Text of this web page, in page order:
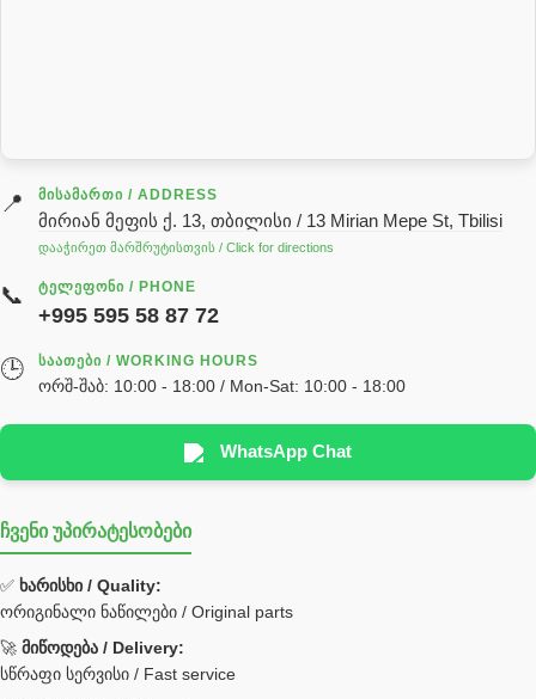
გადაცემათა კოლოფის ზეთი( კარობკის ზეთი)
ძრავის ზეთი
ჰიდრავლიკის ზეთი
реек
სხადასხვა
Hyva
უჟანგავი ფოლადი
Bobcat ფილტრი
Caterpillar ფილტრი
JCB ფილტრი
📍 ᲛᲘᲡᲐᲛᲐᲠᲗᲘ / ADDRESS
მირიან მეფის ქ. 13, თბილისი / 13 Mirian Mepe St, Tbilisi
დააჭირეთ მარშრუტისთვის / Click for directions
📞 ᲢᲔᲚᲔᲤᲝᲜᲘ / PHONE
+995 595 58 87 72
🕒 ᲡᲐᲐᲗᲔᲑᲘ / WORKING HOURS
ორშ-შაბ: 10:00 - 18:00 / Mon-Sat: 10:00 - 18:00
WhatsApp Chat
ჩვენი უპირატესობები
✅ ხარისხი / Quality:
ორიგინალი ნაწილები / Original parts
🚀 მიწოდება / Delivery:
სწრაფი სერვისი / Fast service